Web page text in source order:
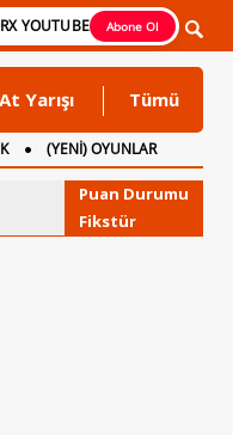
YOUTUBE Abone Ol
At Yarışı Tümü
(YENİ) OYUNLAR
Puan Durumu
Fikstür